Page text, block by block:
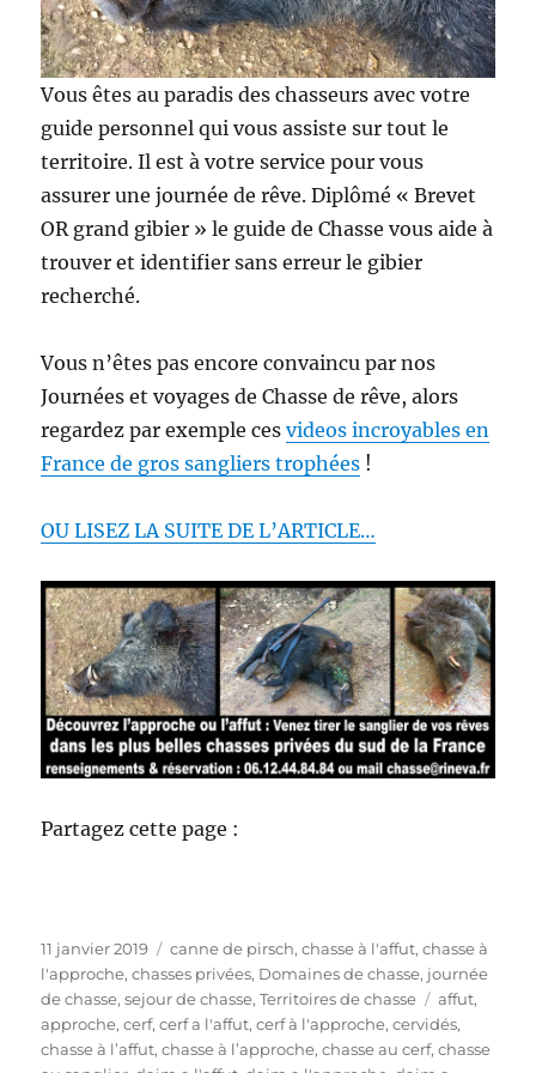
Vous êtes au paradis des chasseurs avec votre
guide personnel qui vous assiste sur tout le
territoire. Il est à votre service pour vous
assurer une journée de rêve. Diplômé « Brevet
OR grand gibier » le guide de Chasse vous aide à
trouver et identifier sans erreur le gibier
recherché.
Vous n’êtes pas encore convaincu par nos
Journées et voyages de Chasse de rêve, alors
regardez par exemple cesvideos incroyables en
France de gros sangliers trophées !
OU LISEZ LA SUITE DE L’ARTICLE…
Partagez cette page :
P
u
b
l
i
11 janvier 2019
C
a
t
é
g
canne de pirsch,chasse à l'affut,chasse à
l'approche,chasses privées, Domaines de chasse, journée
de chasse,sejour de chasse,Territoires de chasse
É
t
i
affut,
approche,cerf,cerf a l'affut,cerf à l'approche,cervidés,
chasse à l’affut,chasse à l’approche,chasse au cerf,chasse